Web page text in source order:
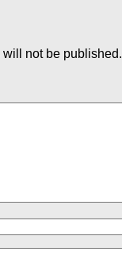
not be published.